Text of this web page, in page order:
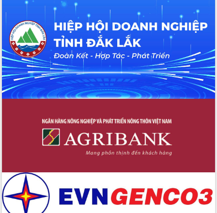
Hội thảo khoa học “Giải pháp thúc đẩy
phát triển nền kinh tế xanh tại tỉnh
Đắk Lắk”
Tăng cường giám sát, đôn đốc thực
hiện nhiệm vụ quản lý tài sản công
hàng tuần
Tháo gỡ những vướng mắc, đẩy mạnh
công tác cải cách thủ tục hành chính
tại Trung tâm Phục vụ hành chính
công tỉnh
thi Sáng tạo Kỹ thuật 2024 - 2025
Đắk Lắk rà soát, điều chỉnh Đề án 190
về phát triển nuôi trồng thủy sản
Phó Chủ tịch UBND tỉnh Đắk Lắk
Dự án cao tốc Khánh Hòa - Buôn Ma
Thuột
Định vị cà phê Việt Nam như một “di
sản sống” trong dòng chảy toàn cầu